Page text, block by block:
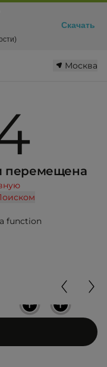
Москва
перемещена
function
+ +
Скачать